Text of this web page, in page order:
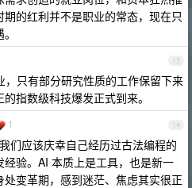
的红利并不是职业的常态，现在只
13
只有部分研究性质的工作保留下来
指数级科技爆发正式到来。
14
1
们应该庆幸自己经历过古法编程的
验。AI 本质上是工具，也是新一
变革期，感到迷茫、焦虑其实很正